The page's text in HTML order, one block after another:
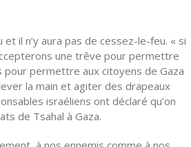
il n’y aura pas de cessez-le-feu. « si
une trêve pour permettre
pour permettre aux citoyens de Gaza
la main et agiter des drapeaux
israéliens ont déclaré qu’on
de Tsahal à Gaza.